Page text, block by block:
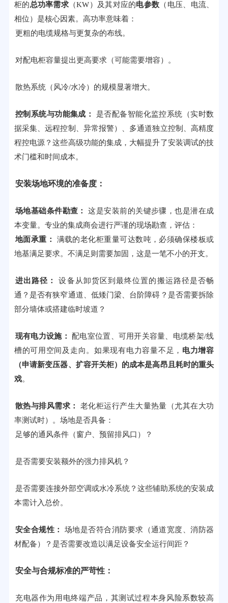
柜的总功率需求 （KW）及其对应的电参数 （电压、电流、
相位）是核心因素。高功率意味着：
更粗的电缆规格与更复杂的布线。
对配电柜容量提出更高要求（可能需要增容）。
散热系统（风冷/水冷）的规模显著增大。
控制系统与功能集成：
是否配备智能化监控系统（实时数
据采集、远程控制、异常报警）、多通道独立控制、高精度
程控电源？这些高级功能的集成，大幅提升了安装调试的技
术门槛和时间成本。
安装场地环境的准备度：
场地基础条件勘查：
这是安装前的关键步骤，也是潜在成
本变量。专业的集成商会进行严谨的现场勘查，评估：
地面承重：
满载的老化柜重量可达数吨，必须确保楼板或
地基满足要求。不满足则需要加固，这是一笔不小的开支。
进出路径：
设备从卸货区到最终位置的搬运路径是否畅
通？是否有狭窄通道、低矮门梁、台阶障碍？是否需要拆除
部分墙体或搭建临时坡道？
现有电力设施：
配电室位置、可用开关容量、电缆桥架/线
槽的可用空间及走向。如果现有电力容量不足， 电力增容
（申请新变压器、扩容开关柜）的成本是高昂且耗时的重头
戏。
散热与排风需求：
老化柜运行产生大量热量（尤其在大功
率测试时）。场地是否具备：
足够的通风条件（窗户、预留排风口）？
是否需要安装额外的强力排风机？
是否需要连接外部空调或水冷系统？这些辅助系统的安装成
本需计入总价。
安全合规性：
场地是否符合消防要求（通道宽度、消防器
材配备）？是否需要改造以满足设备安全运行间距？
安全与合规标准的严苛性：
充电器作为用电终端产品，其测试过程本身风险系数较高